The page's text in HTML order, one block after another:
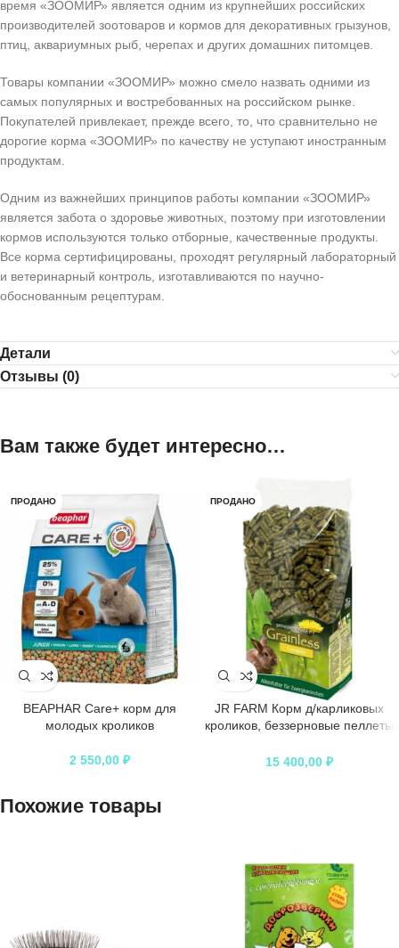
время «ЗООМИР» является одним из крупнейших российских
производителей зоотоваров и кормов для декоративных грызунов,
птиц, аквариумных рыб, черепах и других домашних питомцев.
Товары компании «ЗООМИР» можно смело назвать одними из
самых популярных и востребованных на российском рынке.
Покупателей привлекает, прежде всего, то, что сравнительно не
дорогие корма «ЗООМИР» по качеству не уступают иностранным
продуктам.
Одним из важнейших принципов работы компании «ЗООМИР»
является забота о здоровье животных, поэтому при изготовлении
кормов используются только отборные, качественные продукты.
Все корма сертифицированы, проходят регулярный лабораторный
и ветеринарный контроль, изготавливаются по научно-
обоснованным рецептурам.
Детали
Отзывы (0)
Вам также будет интересно…
ПРОДАНО
BEAPHAR Care+ корм для
молодых кроликов
2 550,00 ₽
ПРОДАНО
JR FARM Корм д/карликовых
кроликов, беззерновые пеллеты
15 400,00 ₽
Похожие товары